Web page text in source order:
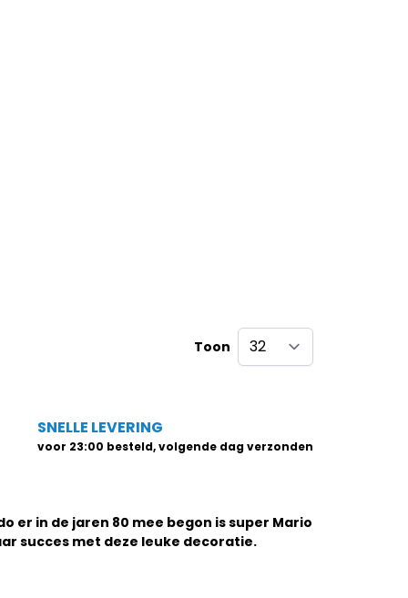
Toon
SNELLE LEVERING
voor 23:00 besteld, volgende dag verzonden
er in de jaren 80 mee begon is super Mario
succes met deze leuke decoratie.